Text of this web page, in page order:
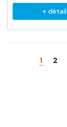
+ détail
1 2